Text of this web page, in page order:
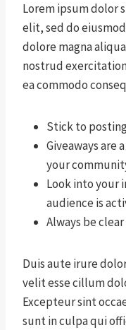
Lorem ipsum dolor
elit, sed do
dolore magna
nostrud
ea commodo
Stick to
Giveaways are
your
Look into your
audience is
Always be
Duis aute irure
velit esse cillum
Excepteur sint
sunt in culpa qui